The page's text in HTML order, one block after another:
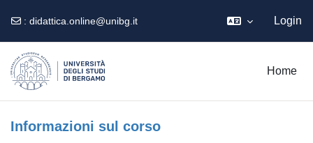
: didattica.online@unibg.it Login
Home
Informazioni sul corso